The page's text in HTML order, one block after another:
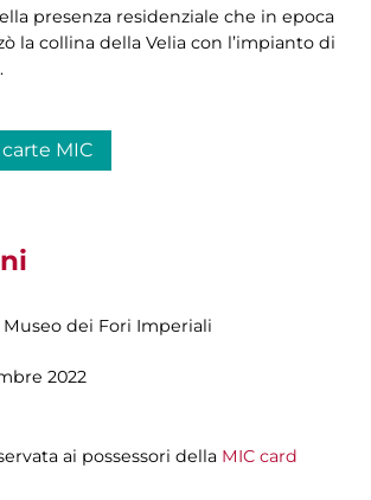
presenza residenziale che in epoca
la collina della Velia con l’impianto di
MIC
dei Fori Imperiali
2022
ai possessori della MIC card